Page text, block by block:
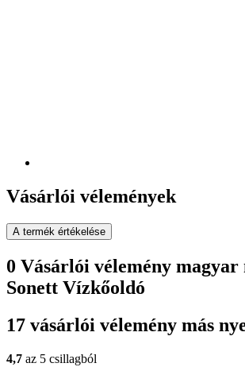
Vásárlói vélemények
A termék értékelése
0 Vásárlói vélemény magyar
Sonett Vízkőoldó
17 vásárlói vélemény más
4,7 az 5 csillagból